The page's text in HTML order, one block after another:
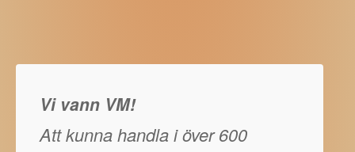
Vi vann VM!
Att kunna handla i över 600